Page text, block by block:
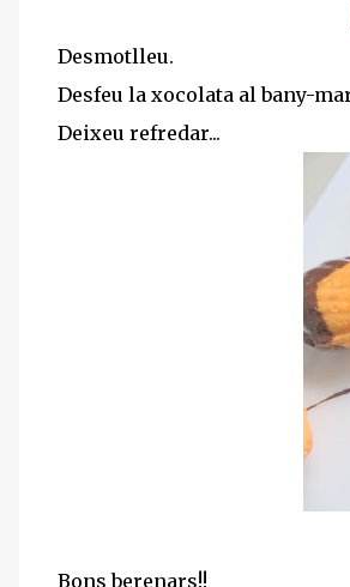
Desmotlleu.
Desfeu la xocolata al bany-
Deixeu refredar...
Bons berenars!!